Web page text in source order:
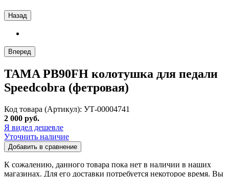
Назад
Вперед
TAMA PB90FH колотушка для педали
Speedcobra (фетровая)
Код товара (Артикул): УТ-00004741
2 000 руб.
Я видел дешевле
Уточнить наличие
Добавить в сравнение
К сожалению, данного товара пока нет в наличии в наших
магазинах. Для его доставки потребуется некоторое время. Вы